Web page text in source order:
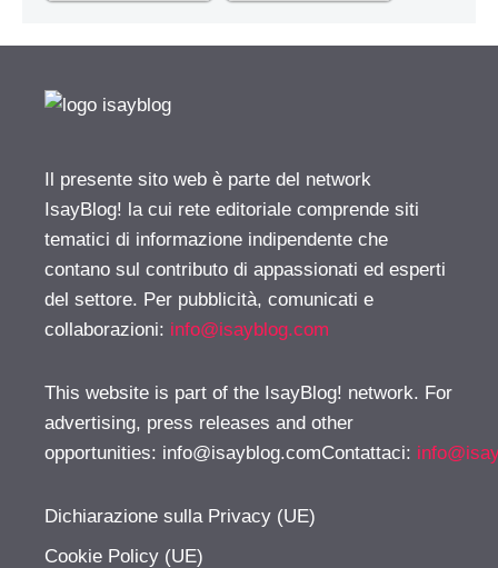
Il presente sito web è parte del network
IsayBlog! la cui rete editoriale comprende siti
tematici di informazione indipendente che
contano sul contributo di appassionati ed esperti
del settore. Per pubblicità, comunicati e
collaborazioni: info@isayblog.com
This website is part of the IsayBlog! network. For
advertising, press releases and other
opportunities: info@isayblog.comContattaci:
Dichiarazione sulla Privacy (UE)
Cookie Policy (UE)